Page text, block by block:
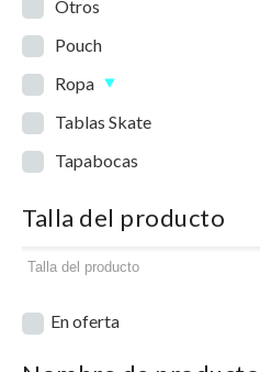
Otros
Pouch
Ropa
Tablas Skate
Tapabocas
Talla del producto
En oferta